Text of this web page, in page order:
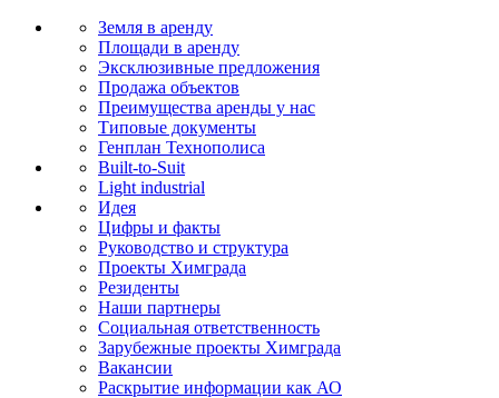
Земля в аренду
Площади в аренду
Эксклюзивные предложения
Продажа объектов
Преимущества аренды у нас
Типовые документы
Генплан Технополиса
Built-to-Suit
Light industrial
Идея
Цифры и факты
Руководство и структура
Проекты Химграда
Резиденты
Наши партнеры
Социальная ответственность
Зарубежные проекты Химграда
Вакансии
Раскрытие информации как АО